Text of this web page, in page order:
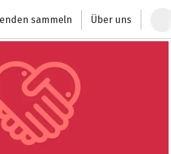
Spendenplattform
sammeln Über uns